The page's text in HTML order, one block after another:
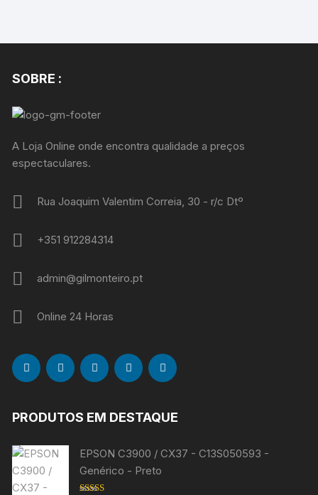
SOBRE :
A Loja Online onde encontra qualidade a preços
espectaculares.
Rua Joaquim Valentim Correia, 30 - r/c Dtº
+351 912284314
admin@gilmonteiro.pt
Online 24 Horas
PRODUTOS EM DESTAQUE
EPSON C3900 / CX37 - C13S050593 -
Genérico - Preto